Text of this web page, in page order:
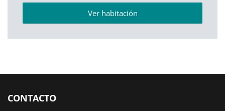
Ver habitación
CONTACTO